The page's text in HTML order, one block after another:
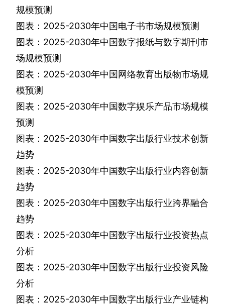
规模预测
图表： 2025-2030年中国电子书市场规模预测
图表： 2025-2030年中国数字报纸与数字期刊市
场规模预测
图表： 2025-2030年中国网络教育出版物市场规
模预测
图表： 2025-2030年中国数字娱乐产品市场规模
预测
图表： 2025-2030年中国数字出版行业技术创新
趋势
图表： 2025-2030年中国数字出版行业内容创新
趋势
图表： 2025-2030年中国数字出版行业跨界融合
趋势
图表： 2025-2030年中国数字出版行业投资热点
分析
图表： 2025-2030年中国数字出版行业投资风险
分析
图表： 2025-2030年中国数字出版行业产业链构